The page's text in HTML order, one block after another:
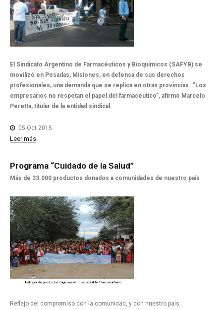
El Sindicato Argentino de Farmacéuticos y Bioquímicos (SAFYB) se
movilizó en Posadas, Misiones, en defensa de sus derechos
profesionales, una demanda que se replica en otras provincias. “Los
empresarios no respetan el papel del farmacéutico”, afirmó Marcelo
Peretta, titular de la entidad sindical.
05 Oct 2015
Leer más
Programa “Cuidado de la Salud”
Más de 33.000 productos donados a comunidades de nuestro país
Reflejo del compromiso con la comunidad, y con nuestro país,